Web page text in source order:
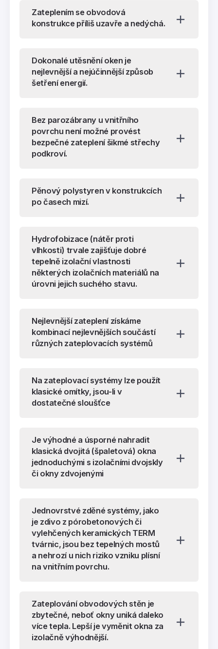
Zateplením se obvodová
konstrukce příliš uzavře a nedýchá.
Dokonalé utěsnění oken je
nejlevnější a nejúčinnější způsob
šetření energií.
Bez parozábrany u vnitřního
povrchu není možné provést
bezpečné zateplení šikmé střechy
podkroví.
Pěnový polystyren v konstrukcích
po časech mizí.
Hydrofobizace (nátěr proti
vlhkosti) trvale zajišťuje dobré
tepelně izolační vlastnosti
některých izolačních materiálů na
úrovni jejich suchého stavu.
Nejlevnější zateplení získáme
kombinací nejlevnějších součástí
různých zateplovacích systémů
Na zateplovací systémy lze použít
klasické omítky, jsou-li v
dostatečné sloušťce
Je výhodné a úsporné nahradit
klasická dvojitá (špaletová) okna
jednoduchými s izolačními dvojskly
či okny zdvojenými
Jednovrstvé zděné systémy, jako
je zdivo z pórobetonových či
vylehčených keramických TERM
tvárnic, jsou bez tepelných mostů
a nehrozí u nich riziko vzniku plísní
na vnitřním povrchu.
Zateplování obvodových stěn je
zbytečné, neboť okny uniká daleko
více tepla. Lepší je vyměnit okna za
izolačně výhodnější.